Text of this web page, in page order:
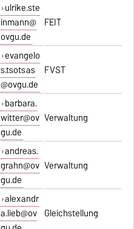
ulrike.ste
inmann@
ovgu.de
FEIT
evangelo
s.tsotsas
@ovgu.de
FVST
barbara.
witter@ov
gu.de
Verwaltung
andreas.
grahn@ov
gu.de
Verwaltung
alexandr
a.lieb@ov Gleichstellung